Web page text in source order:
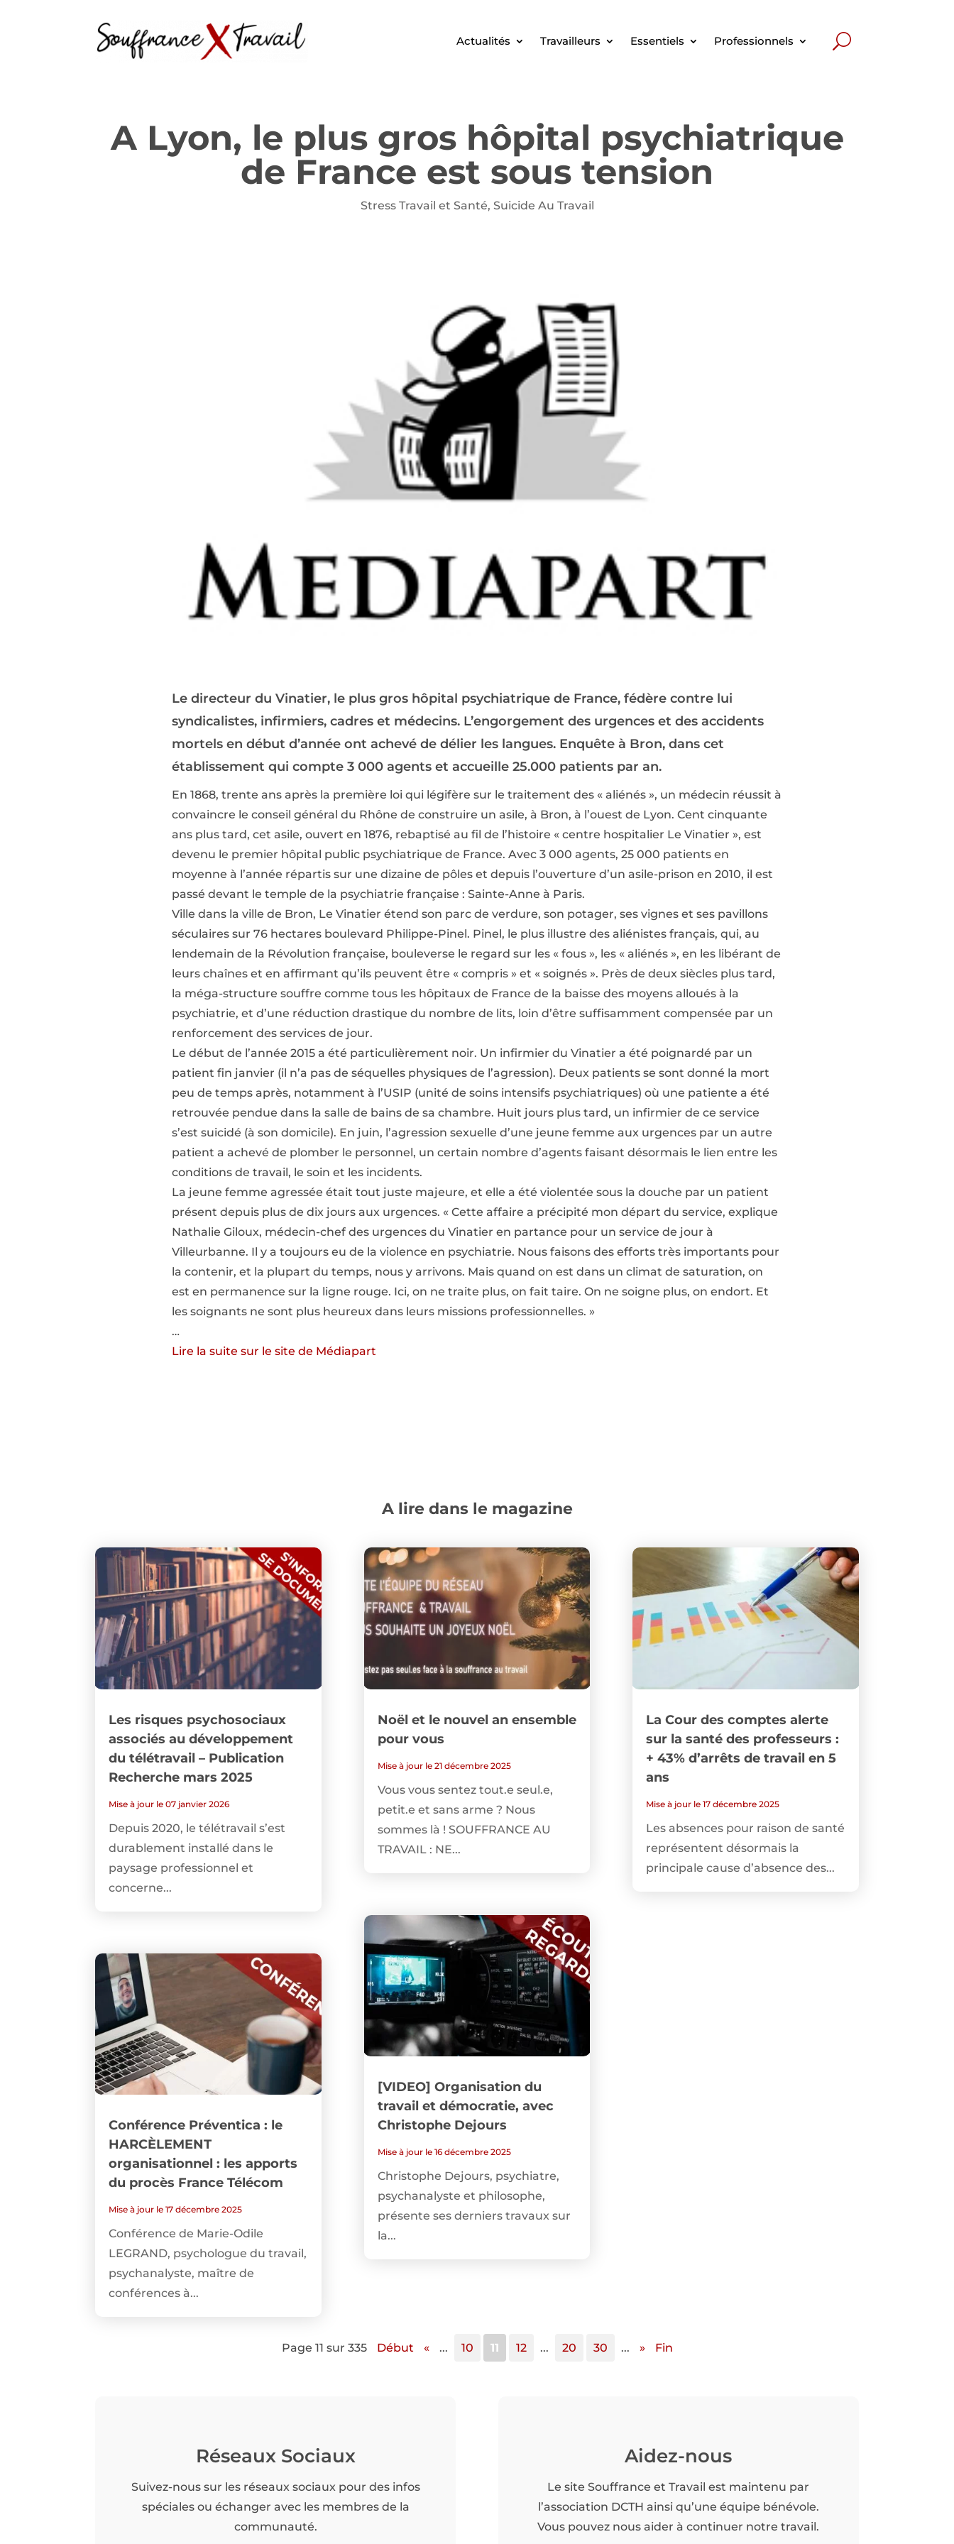
Actualités Travailleurs Essentiels Professionnels
A Lyon, le plus gros hôpital psychiatrique
de France est sous tension
Stress Travail et Santé, Suicide Au Travail
Le directeur du Vinatier, le plus gros hôpital psychiatrique de France, fédère contre lui
syndicalistes, infirmiers, cadres et médecins. L’engorgement des urgences et des accidents
mortels en début d’année ont achevé de délier les langues. Enquête à Bron, dans cet
établissement qui compte 3 000 agents et accueille 25.000 patients par an.
En 1868, trente ans après la première loi qui légifère sur le traitement des « aliénés », un médecin réussit à
convaincre le conseil général du Rhône de construire un asile, à Bron, à l’ouest de Lyon. Cent cinquante
ans plus tard, cet asile, ouvert en 1876, rebaptisé au fil de l’histoire « centre hospitalier Le Vinatier », est
devenu le premier hôpital public psychiatrique de France. Avec 3 000 agents, 25 000 patients en
moyenne à l’année répartis sur une dizaine de pôles et depuis l’ouverture d’un asile-prison en 2010, il est
passé devant le temple de la psychiatrie française : Sainte-Anne à Paris.
Ville dans la ville de Bron, Le Vinatier étend son parc de verdure, son potager, ses vignes et ses pavillons
séculaires sur 76 hectares boulevard Philippe-Pinel. Pinel, le plus illustre des aliénistes français, qui, au
lendemain de la Révolution française, bouleverse le regard sur les « fous », les « aliénés », en les libérant de
leurs chaînes et en affirmant qu’ils peuvent être « compris » et « soignés ». Près de deux siècles plus tard,
la méga-structure souffre comme tous les hôpitaux de France de la baisse des moyens alloués à la
psychiatrie, et d’une réduction drastique du nombre de lits, loin d’être suffisamment compensée par un
renforcement des services de jour.
Le début de l’année 2015 a été particulièrement noir. Un infirmier du Vinatier a été poignardé par un
patient fin janvier (il n’a pas de séquelles physiques de l’agression). Deux patients se sont donné la mort
peu de temps après, notamment à l’USIP (unité de soins intensifs psychiatriques) où une patiente a été
retrouvée pendue dans la salle de bains de sa chambre. Huit jours plus tard, un infirmier de ce service
s’est suicidé (à son domicile). En juin, l’agression sexuelle d’une jeune femme aux urgences par un autre
patient a achevé de plomber le personnel, un certain nombre d’agents faisant désormais le lien entre les
conditions de travail, le soin et les incidents.
La jeune femme agressée était tout juste majeure, et elle a été violentée sous la douche par un patient
présent depuis plus de dix jours aux urgences. « Cette affaire a précipité mon départ du service, explique
Nathalie Giloux, médecin-chef des urgences du Vinatier en partance pour un service de jour à
Villeurbanne. Il y a toujours eu de la violence en psychiatrie. Nous faisons des efforts très importants pour
la contenir, et la plupart du temps, nous y arrivons. Mais quand on est dans un climat de saturation, on
est en permanence sur la ligne rouge. Ici, on ne traite plus, on fait taire. On ne soigne plus, on endort. Et
les soignants ne sont plus heureux dans leurs missions professionnelles. »
…
Lire la suite sur le site de Médiapart
A lire dans le magazine
Les risques psychosociaux
associés au développement
du télétravail – Publication
Recherche mars 2025
Mise à jour le 07 janvier 2026
Depuis 2020, le télétravail s’est
durablement installé dans le
paysage professionnel et
concerne...
Conférence Préventica : le
HARCÈLEMENT
organisationnel : les apports
du procès France Télécom
Mise à jour le 17 décembre 2025
Conférence de Marie-Odile
LEGRAND, psychologue du travail,
psychanalyste, maître de
conférences à...
Noël et le nouvel an ensemble
pour vous
Mise à jour le 21 décembre 2025
Vous vous sentez tout.e seul.e,
petit.e et sans arme ? Nous
sommes là ! SOUFFRANCE AU
TRAVAIL : NE...
[VIDEO] Organisation du
travail et démocratie, avec
Christophe Dejours
Mise à jour le 16 décembre 2025
Christophe Dejours, psychiatre,
psychanalyste et philosophe,
présente ses derniers travaux sur
la...
La Cour des comptes alerte
sur la santé des professeurs :
+ 43% d’arrêts de travail en 5
ans
Mise à jour le 17 décembre 2025
Les absences pour raison de santé
représentent désormais la
principale cause d’absence des...
Page 11 sur 335 Début « ... 10 11 12 ... 20 30 ... » Fin
Réseaux Sociaux
Suivez-nous sur les réseaux sociaux pour des infos
spéciales ou échanger avec les membres de la
communauté.
Aidez-nous
Le site Souffrance et Travail est maintenu par
l’association DCTH ainsi qu’une équipe bénévole.
Vous pouvez nous aider à continuer notre travail.